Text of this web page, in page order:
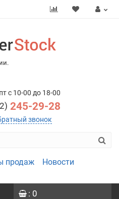
с 10-00 до 18-00
245-29-28
звонок
продаж
Новости
: 0